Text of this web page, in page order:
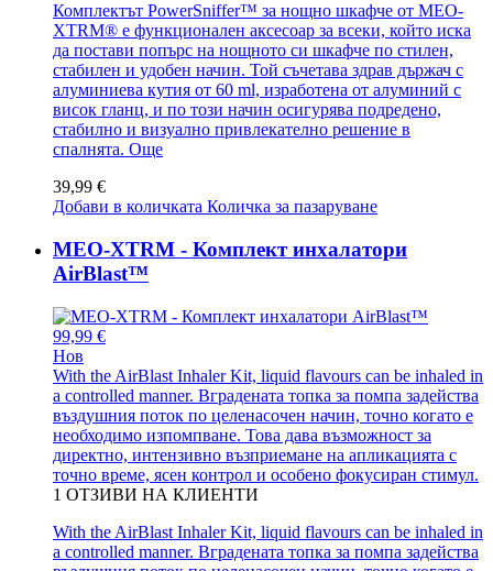
Комплектът PowerSniffer™ за нощно шкафче от MEO-
XTRM® е функционален аксесоар за всеки, който иска
да постави попърс на нощното си шкафче по стилен,
стабилен и удобен начин. Той съчетава здрав държач с
алуминиева кутия от 60 ml, изработена от алуминий с
висок гланц, и по този начин осигурява подредено,
стабилно и визуално привлекателно решение в
спалнята. Още
39,99 €
Добави в количката Количка за пазаруване
MEO-XTRM - Комплект инхалатори
AirBlast™
99,99 €
Нов
With the AirBlast Inhaler Kit, liquid flavours can be inhaled in
a controlled manner. Вградената топка за помпа задейства
въздушния поток по целенасочен начин, точно когато е
необходимо изпомпване. Това дава възможност за
директно, интензивно възприемане на апликацията с
точно време, ясен контрол и особено фокусиран стимул.
1 ОТЗИВИ НА КЛИЕНТИ
With the AirBlast Inhaler Kit, liquid flavours can be inhaled in
a controlled manner. Вградената топка за помпа задейства